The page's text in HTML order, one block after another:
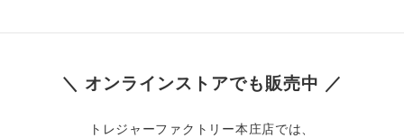
＼ オンラインストアでも販売中 ／
トレジャーファクトリー本庄店では、